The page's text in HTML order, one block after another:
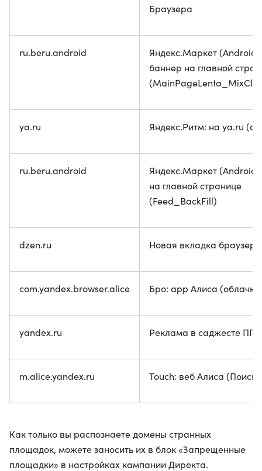
Браузера
ru.beru.android
Яндекс.Маркет (Android):
баннер на главной
ya.ru Яндекс.Ритм: на ya.ru
ru.beru.android
Яндекс.Маркет
на главной странице
(Feed_BackFill)
dzen.ru Новая вкладка
com.yandex.browser.alice Бро: app Алиса
yandex.ru Реклама в саджесте ПП
m.alice.yandex.ru Touch: веб Алиса
Как только вы распознаете домены странных
площадок, можете заносить их в блок «Запрещенные
площадки» в настройках кампании Директа.